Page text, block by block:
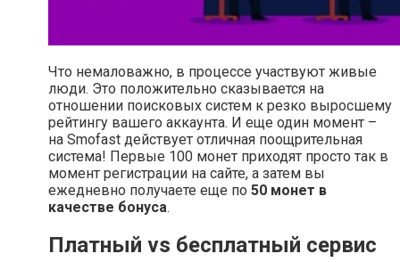
Что немаловажно, в процессе участвуют живые
люди. Это положительно сказывается на
отношении поисковых систем к резко выросшему
рейтингу вашего аккаунта. И еще один момент –
на Smofast действует отличная поощрительная
система! Первые 100 монет приходят просто так в
момент регистрации на сайте, а затем вы
ежедневно получаете еще по 50 монет в
качестве бонуса.
Платный vs бесплатный сервис